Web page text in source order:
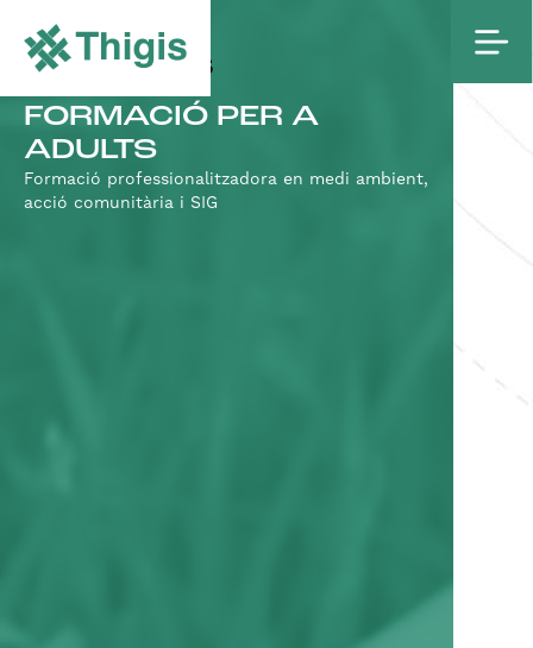
PROJECTES
FORMACIÓ PER A
ADULTS
Formació professionalitzadora en medi ambient,
acció comunitària i SIG